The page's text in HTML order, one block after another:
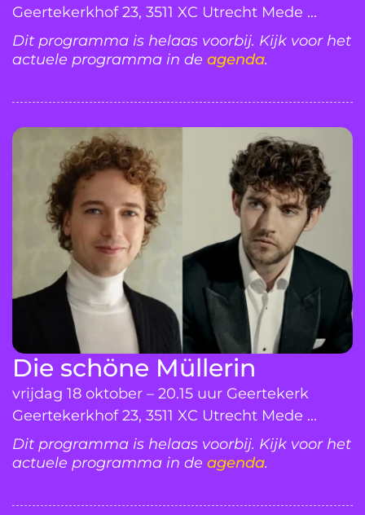
Geertekerkhof 23, 3511 XC Utrecht Mede ...
Dit programma is helaas voorbij. Kijk voor het
actuele programma in de agenda.
Die schöne Müllerin
vrijdag 18 oktober – 20.15 uur Geertekerk
Geertekerkhof 23, 3511 XC Utrecht Mede ...
Dit programma is helaas voorbij. Kijk voor het
actuele programma in de agenda.